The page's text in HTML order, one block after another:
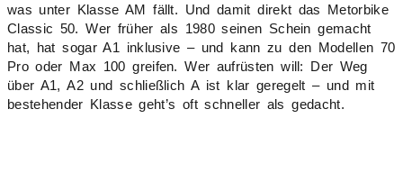
was unter Klasse AM fällt. Und damit direkt das Metorbike
Classic 50. Wer früher als 1980 seinen Schein gemacht
hat, hat sogar A1 inklusive – und kann zu den Modellen 70
Pro oder Max 100 greifen. Wer aufrüsten will: Der Weg
über A1, A2 und schließlich A ist klar geregelt – und mit
bestehender Klasse geht’s oft schneller als gedacht.